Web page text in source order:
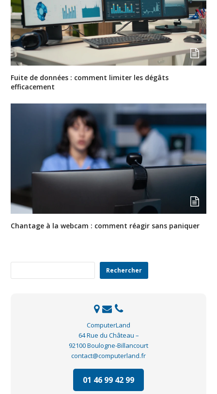
Fuite de données : comment limiter les dégâts
efficacement
Chantage à la webcam : comment réagir sans paniquer
Rechercher
ComputerLand
64 Rue du Château –
92100 Boulogne-Billancourt
contact@computerland.fr
01 46 99 42 99